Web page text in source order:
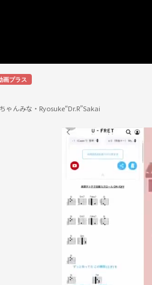
画プラス
ちゃんみな・Ryosuke“Dr.R”Sakai